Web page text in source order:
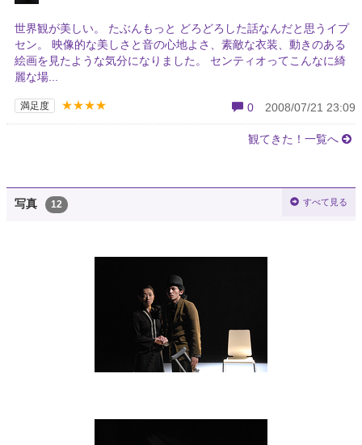
世界観が美しい。 たぶんもっと どろどろした話なんだと思うイプ
セン。 映像的な美しさと音の心地よさ、素敵な衣装、動きのある
絵画を見たような気分になりました。 センティオってこんなに綺
麗な場...
満足度 ★★★★ 0 2008/07/21 23:09
観てきた！一覧へ
写真 12 すべて見る